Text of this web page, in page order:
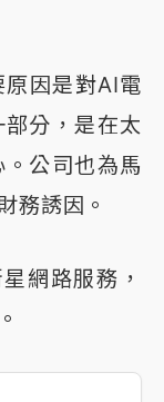
因是對AI電
分，是在太
公司也為馬
務誘因。
網路服務，